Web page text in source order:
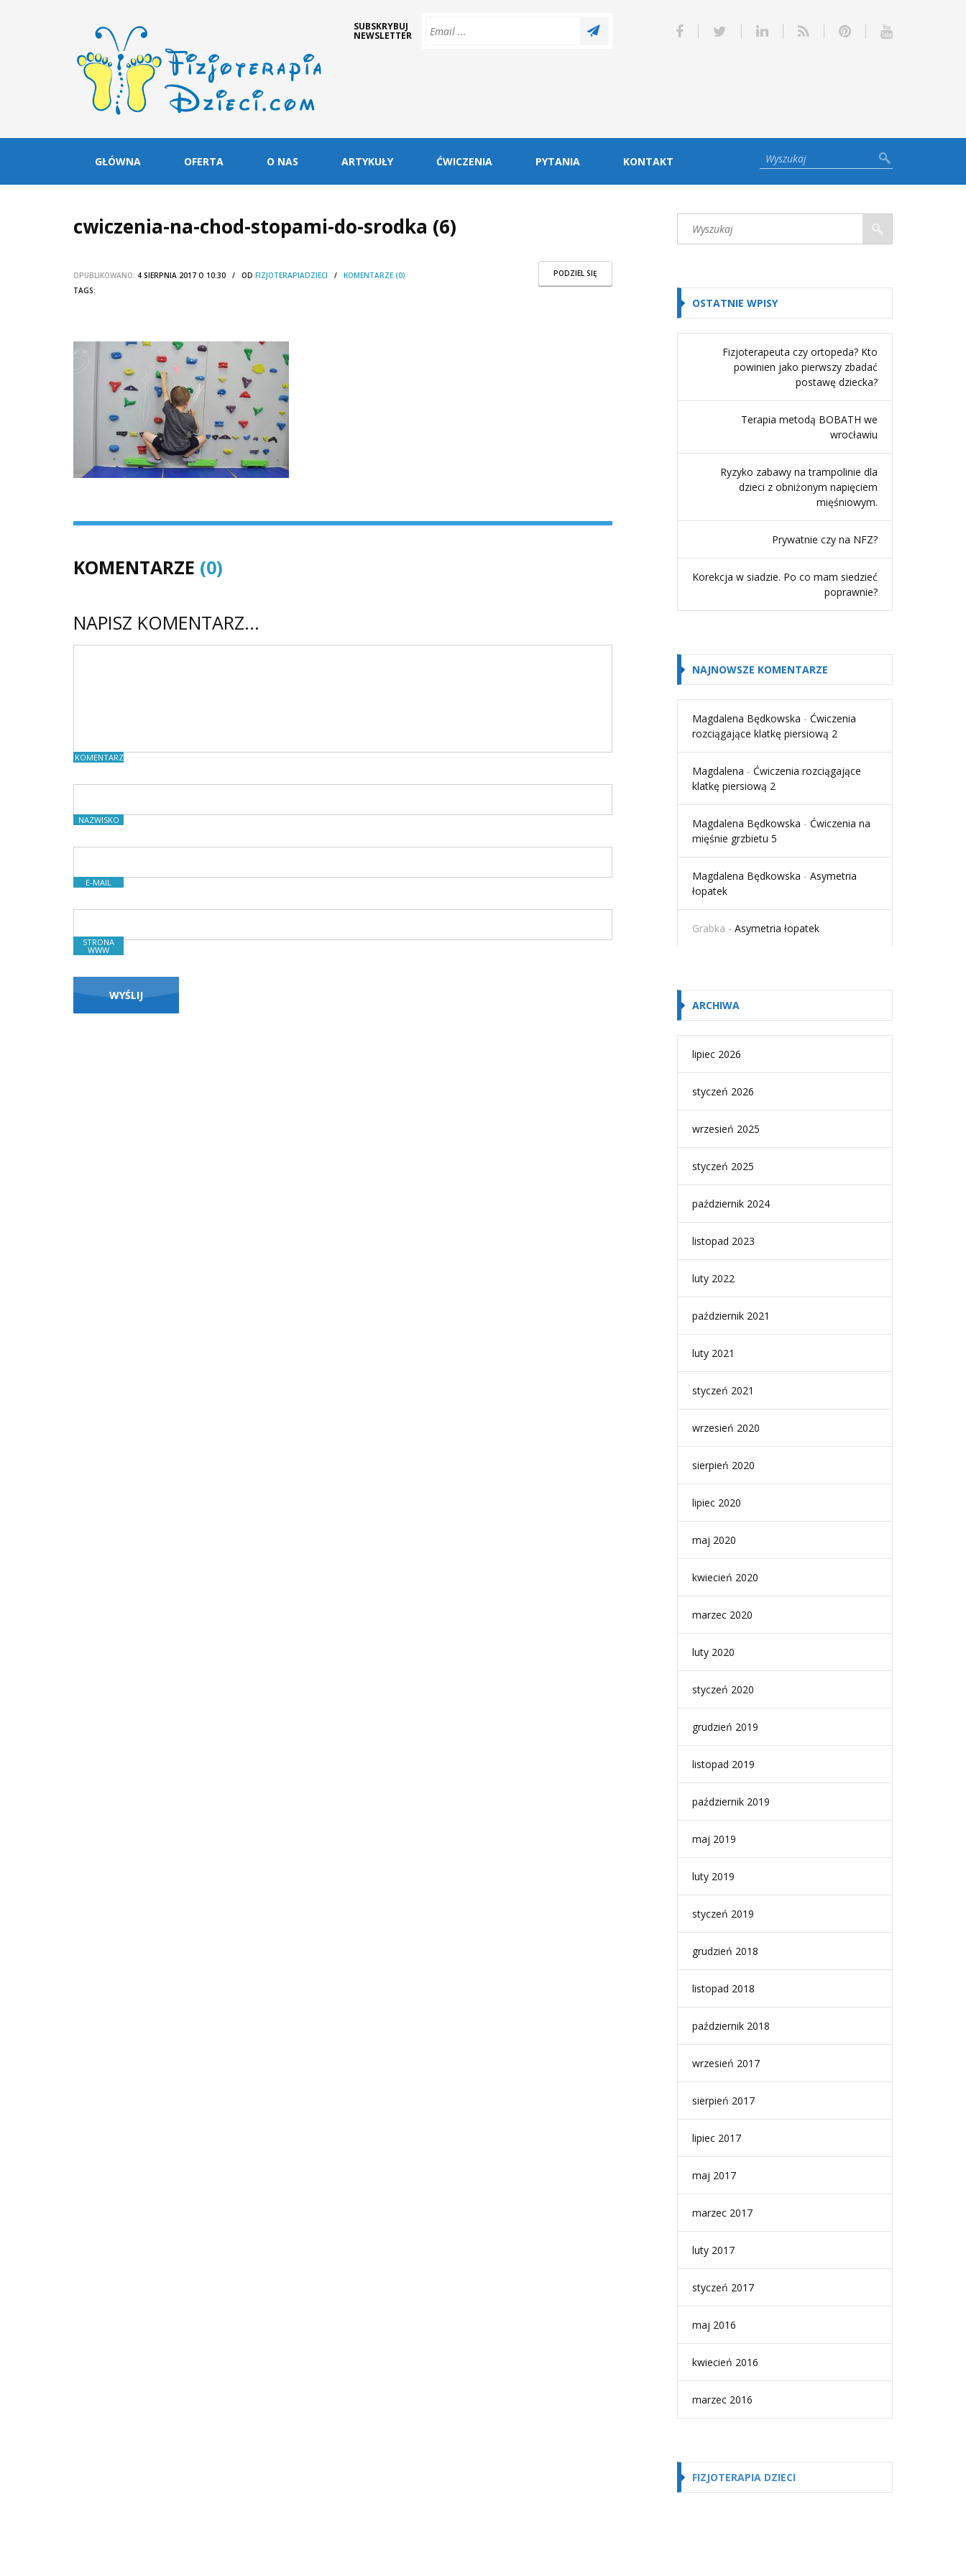
SUBSKRYBUJ
NEWSLETTER
GŁÓWNA OFERTA O NAS ARTYKUŁY ĆWICZENIA PYTANIA KONTAKT
cwiczenia-na-chod-stopami-do-srodka (6)
PODZIEL SIĘ
OPUBLIKOWANO: 4 SIERPNIA 2017 O 10:30 / OD FIZJOTERAPIADZIECI / KOMENTARZE (0)
TAGS:
KOMENTARZE (0)
NAPISZ KOMENTARZ...
KOMENTARZE
NAZWISKO
E-MAIL
STRONA
WWW
OSTATNIE WPISY
Fizjoterapeuta czy ortopeda? Kto
powinien jako pierwszy zbadać
postawę dziecka?
Terapia metodą BOBATH we
wrocławiu
Ryzyko zabawy na trampolinie dla
dzieci z obniżonym napięciem
mięśniowym.
Prywatnie czy na NFZ?
Korekcja w siadzie. Po co mam siedzieć
poprawnie?
NAJNOWSZE KOMENTARZE
Magdalena Będkowska - Ćwiczenia
rozciągające klatkę piersiową 2
Magdalena - Ćwiczenia rozciągające
klatkę piersiową 2
Magdalena Będkowska - Ćwiczenia na
mięśnie grzbietu 5
Magdalena Będkowska - Asymetria
łopatek
Grabka - Asymetria łopatek
ARCHIWA
lipiec 2026
styczeń 2026
wrzesień 2025
styczeń 2025
październik 2024
listopad 2023
luty 2022
październik 2021
luty 2021
styczeń 2021
wrzesień 2020
sierpień 2020
lipiec 2020
maj 2020
kwiecień 2020
marzec 2020
luty 2020
styczeń 2020
grudzień 2019
listopad 2019
październik 2019
maj 2019
luty 2019
styczeń 2019
grudzień 2018
listopad 2018
październik 2018
wrzesień 2017
sierpień 2017
lipiec 2017
maj 2017
marzec 2017
luty 2017
styczeń 2017
maj 2016
kwiecień 2016
marzec 2016
FIZJOTERAPIA DZIECI